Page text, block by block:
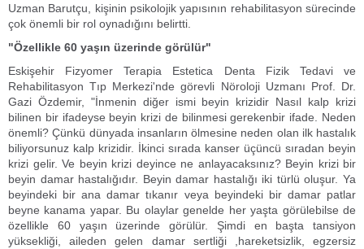
Uzman Barutçu, kişinin psikolojik yapısının rehabilitasyon sürecinde
çok önemli bir rol oynadığını belirtti.
"Özellikle 60 yaşın üzerinde görülür"
Eskişehir Fizyomer Terapia Estetica Denta Fizik Tedavi ve
Rehabilitasyon Tıp Merkezi'nde görevli Nöroloji Uzmanı Prof. Dr.
Gazi Özdemir, "İnmenin diğer ismi beyin krizidir Nasıl kalp krizi
bilinen bir ifadeyse beyin krizi de bilinmesi gerekenbir ifade. Neden
önemli? Çünkü dünyada insanların ölmesine neden olan ilk hastalık
biliyorsunuz kalp krizidir. İkinci sırada kanser üçüncü sıradan beyin
krizi gelir. Ve beyin krizi deyince ne anlayacaksınız? Beyin krizi bir
beyin damar hastalığıdır. Beyin damar hastalığı iki türlü oluşur. Ya
beyindeki bir ana damar tıkanır veya beyindeki bir damar patlar
beyne kanama yapar. Bu olaylar genelde her yaşta görülebilse de
özellikle 60 yaşın üzerinde görülür. Şimdi en başta tansiyon
yüksekliği, aileden gelen damar sertliği ,hareketsizlik, egzersiz